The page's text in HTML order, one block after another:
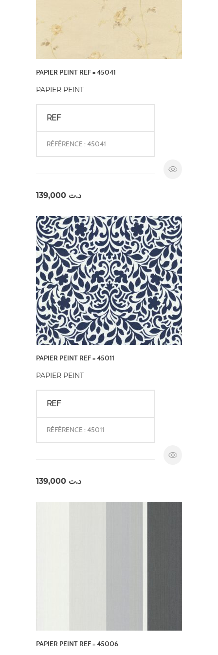
PAPIER PEINT REF = 45041
PAPIER PEINT
REF
RÉFÉRENCE : 45041
د.ت
PAPIER PEINT REF = 45011
PAPIER PEINT
REF
RÉFÉRENCE : 45011
د.ت
PAPIER PEINT REF = 45006